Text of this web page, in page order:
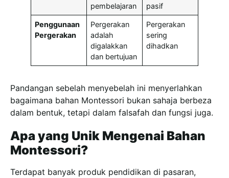
pembelajaran
pasif
Penggunaan
Pergerakan
Pergerakan
adalah
digalakkan
dan bertujuan
Pergerakan
sering
dihadkan
Pandangan sebelah menyebelah ini menyerlahkan
bagaimana bahan Montessori bukan sahaja berbeza
dalam bentuk, tetapi dalam falsafah dan fungsi juga.
Apa yang Unik Mengenai Bahan
Montessori?
Terdapat banyak produk pendidikan di pasaran,